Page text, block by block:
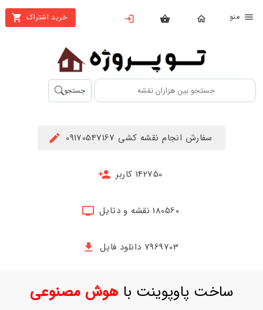
خرید اشتراک
بستن
محصولات
تهیه
اشتراک
حساب
جستجو
سفارش انجام نقشه کشی 09170547167
142750 کاربر
180560 نقشه و دتایل
7969703 دانلود فایل
ساخت پاوپوینت باهوش مصنوعی